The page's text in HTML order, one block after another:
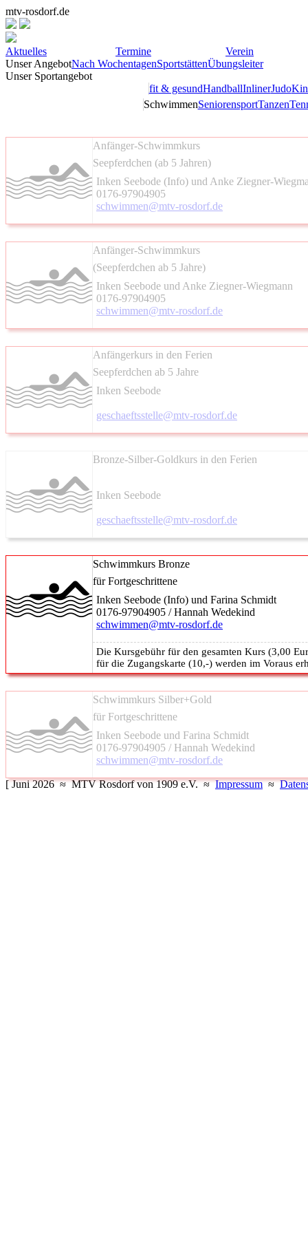
mtv-rosdorf.de
Aktuelles Termine
Verein
Unser AngebotNach WochentagenSportstättenÜbungsleiter
Unser Sportangebot
fit & gesundHandballInlinerJudo
SchwimmenSeniorensportTanzen
Anfänger-Schwimmkurs
Seepferdchen (ab 5 Jahren)
Inken Seebode (Info) und Anke Ziegner-
0176-97904905
schwimmen@mtv-rosdorf.de
Anfänger-Schwimmkurs
(Seepferdchen ab 5 Jahre)
Inken Seebode und Anke Ziegner-Wiegmann
0176-97904905
schwimmen@mtv-rosdorf.de
Anfängerkurs in den Ferien
Seepferdchen ab 5 Jahre
Inken Seebode
geschaeftsstelle@mtv-rosdorf.de
Bronze-Silber-Goldkurs in den Ferien
Inken Seebode
geschaeftsstelle@mtv-rosdorf.de
Schwimmkurs Bronze
für Fortgeschrittene
Inken Seebode (Info) und Farina Schmidt
0176-97904905 / Hannah Wedekind
schwimmen@mtv-rosdorf.de
Die Kursgebühr für den gesamten Kurs (3,00
für die Zugangskarte (10,-) werden im Voraus
Schwimmkurs Silber+Gold
für Fortgeschrittene
Inken Seebode und Farina Schmidt
0176-97904905 / Hannah Wedekind
schwimmen@mtv-rosdorf.de
[ Juni 2026 ≈ MTV Rosdorf von 1909 e.V. ≈Impressum≈